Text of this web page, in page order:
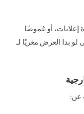
أو غموضًا
بدا العرض مغريًا لـ
عن: